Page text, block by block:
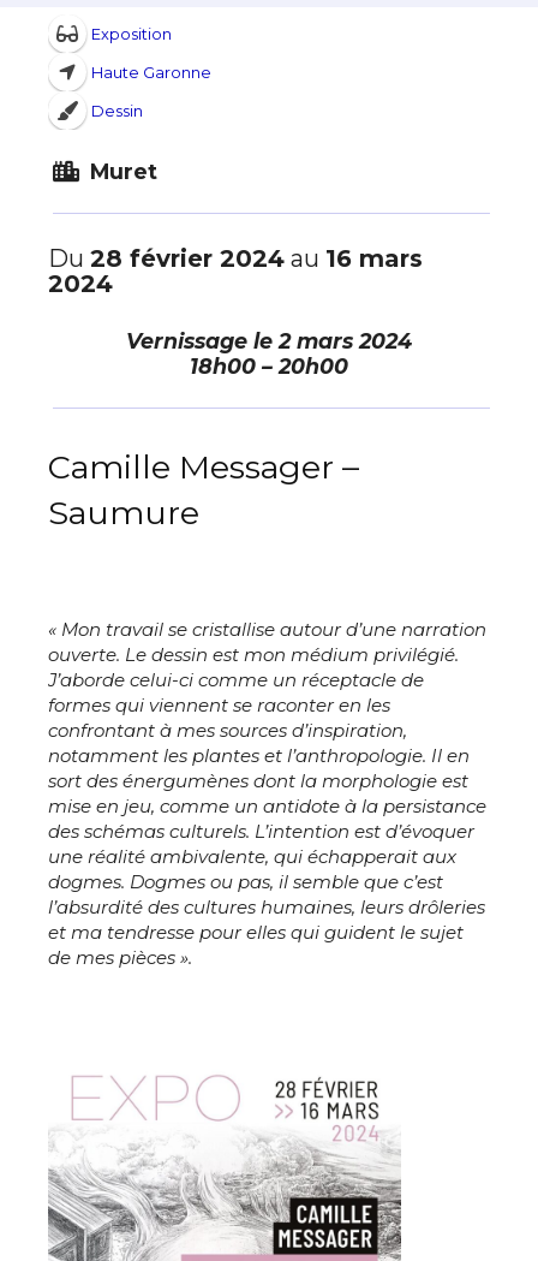
Exposition
Haute Garonne
Dessin
Muret
Du 28 février 2024 au 16 mars
2024
Vernissage le2 mars 2024
18h00 – 20h00
Camille Messager –
Saumure
« Mon travail se cristallise autour d’une narration
ouverte. Le dessin est mon médium privilégié.
J’aborde celui-ci comme un réceptacle de
formes qui viennent se raconter en les
confrontant à mes sources d’inspiration,
notamment les plantes et l’anthropologie. Il en
sort des énergumènes dont la morphologie est
mise en jeu, comme un antidote à la persistance
des schémas culturels. L’intention est d’évoquer
une réalité ambivalente, qui échapperait aux
dogmes. Dogmes ou pas, il semble que c’est
l’absurdité des cultures humaines, leurs drôleries
et ma tendresse pour elles qui guident le sujet
de mes pièces ».